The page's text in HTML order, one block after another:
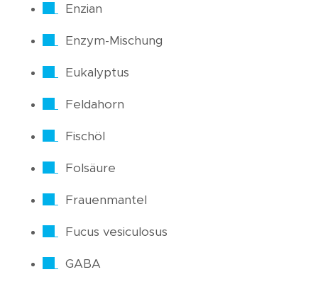
Enzian
Enzym-Mischung
Eukalyptus
Feldahorn
Fischöl
Folsäure
Frauenmantel
Fucus vesiculosus
GABA